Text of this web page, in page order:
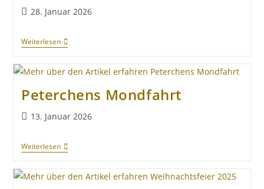
28. Januar 2026
Weiterlesen
Peterchens Mondfahrt
13. Januar 2026
Weiterlesen